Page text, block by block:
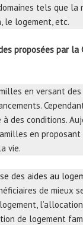
tels que la
le logement, etc.
proposées par la
en versant
à des conditions.
en proposant
vie.
des aides au
de mieux
de logement